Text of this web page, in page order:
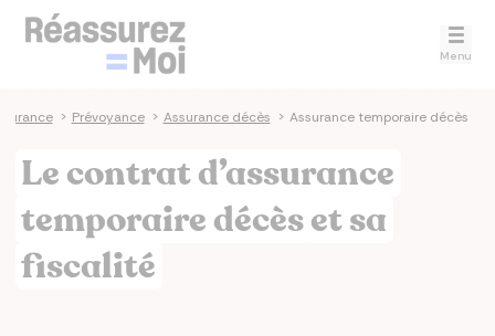
Menu
> Prévoyance > Assurance décès > Assurance temporaire décès
Le contrat d’assurance
temporaire décès et sa
fiscalité